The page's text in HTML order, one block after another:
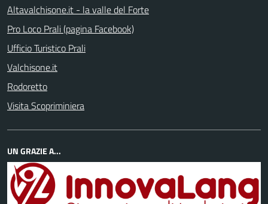
Altavalchisone.it - la valle del Forte
Pro Loco Prali (pagina Facebook)
Ufficio Turistico Prali
Valchisone.it
Rodoretto
Visita Scopriminiera
UN GRAZIE A...